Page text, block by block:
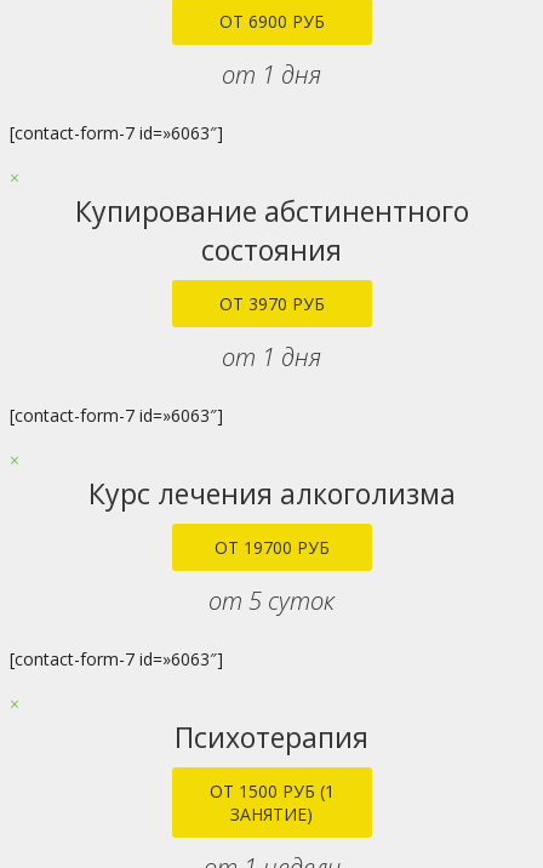
ОТ 6900 РУБ
от 1 дня
[contact-form-7 id=»6063″]
×
Купирование абстинентного
состояния
ОТ 3970 РУБ
от 1 дня
[contact-form-7 id=»6063″]
×
Курс лечения алкоголизма
ОТ 19700 РУБ
от 5 суток
[contact-form-7 id=»6063″]
×
Психотерапия
ОТ 1500 РУБ (1
ЗАНЯТИЕ)